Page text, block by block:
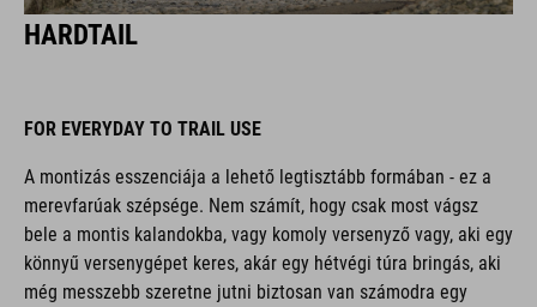
HARDTAIL
FOR EVERYDAY TO TRAIL USE
A montizás esszenciája a lehető legtisztább formában - ez a
merevfarúak szépsége. Nem számít, hogy csak most vágsz
bele a montis kalandokba, vagy komoly versenyző vagy, aki egy
könnyű versenygépet keres, akár egy hétvégi túra bringás, aki
még messzebb szeretne jutni biztosan van számodra egy